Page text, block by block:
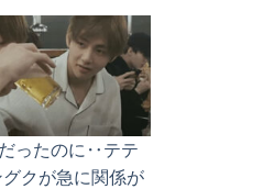
ったのに‥テテ
クが急に関係が